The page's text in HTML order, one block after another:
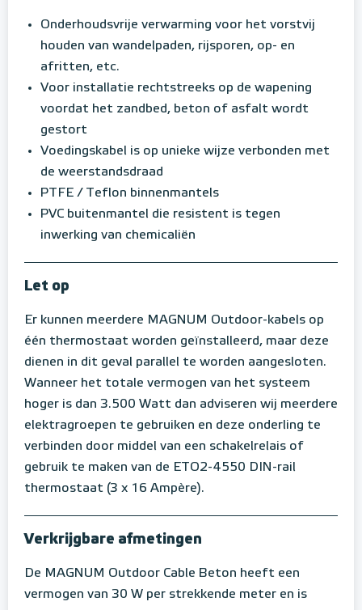
Onderhoudsvrije verwarming voor het vorstvij
houden van wandelpaden, rijsporen, op- en
afritten, etc.
Voor installatie rechtstreeks op de wapening
voordat het zandbed, beton of asfalt wordt
gestort
Voedingskabel is op unieke wijze verbonden met
de weerstandsdraad
PTFE / Teflon binnenmantels
PVC buitenmantel die resistent is tegen
inwerking van chemicaliën
Let op
Er kunnen meerdere MAGNUM Outdoor-kabels op
één thermostaat worden geïnstalleerd, maar deze
dienen in dit geval parallel te worden aangesloten.
Wanneer het totale vermogen van het systeem
hoger is dan 3.500 Watt dan adviseren wij meerdere
elektragroepen te gebruiken en deze onderling te
verbinden door middel van een schakelrelais of
gebruik te maken van de ETO2-4550 DIN-rail
thermostaat (3 x 16 Ampère).
Verkrijgbare afmetingen
De MAGNUM Outdoor Cable Beton heeft een
vermogen van 30 W per strekkende meter en is